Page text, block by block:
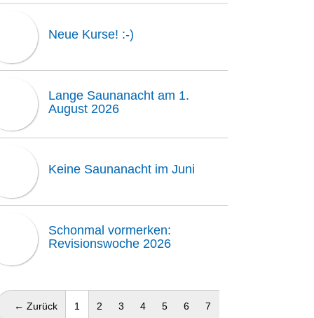
Neue Kurse! :-)
Lange Saunanacht am 1.
August 2026
Keine Saunanacht im Juni
Schonmal vormerken:
Revisionswoche 2026
← Zurück 1 (aktuell)
2 3 4 5 6 7